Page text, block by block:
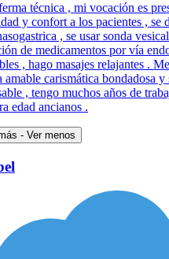
técnica , mi vocación es
y confort a los pacientes , se
, se usar sonda
de medicamentos por vía
, hago masajes relajantes .
amable carismática bondadosa y
, tengo muchos años de
edad ancianos .
- Ver menos